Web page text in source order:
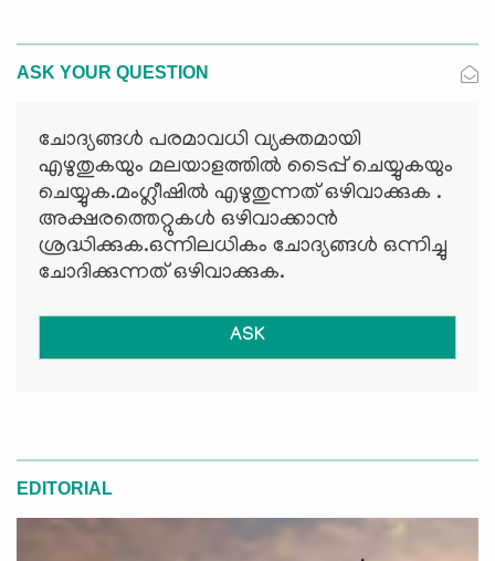
ASK YOUR QUESTION
ചോദ്യങ്ങള്‍ പരമാവധി വ്യക്തമായി
എഴുതുകയും മലയാളത്തില്‍ ടൈപ്പ് ചെയ്യുകയും
ചെയ്യുക.മംഗ്ലീഷില്‍ എഴുതുന്നത് ഒഴിവാക്കുക .
അക്ഷരത്തെറ്റുകള്‍ ഒഴിവാക്കാന്‍
ശ്രദ്ധിക്കുക.ഒന്നിലധികം ചോദ്യങ്ങള്‍ ഒന്നിച്ചു
ചോദിക്കുന്നത് ഒഴിവാക്കുക.
ASK
EDITORIAL